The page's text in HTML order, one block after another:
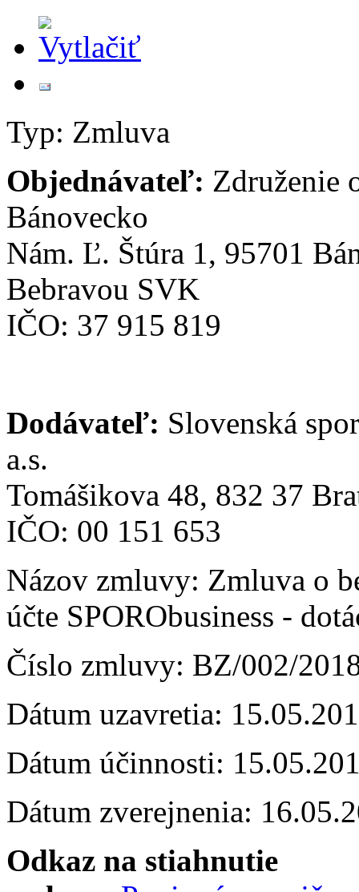
Typ: Zmluva
Objednávateľ: Združenie
Bánovecko
Nám. Ľ. Štúra 1, 95701
Bebravou SVK
IČO: 37 915 819
Dodávateľ: Slovenská
a.s.
Tomášikova 48, 832 37
IČO: 00 151 653
Názov zmluvy: Zmluva o
účte SPORObusiness -
Číslo zmluvy: BZ/002/
Dátum uzavretia:
Dátum účinnosti:
Dátum zverejnenia:
Odkaz na stiahnutie